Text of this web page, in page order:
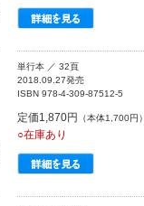
単行本 ／ 32頁
2018.09.27発売
ISBN 978-4-309-87512-5
定価1,870円 （本体1,700円）
○在庫あり